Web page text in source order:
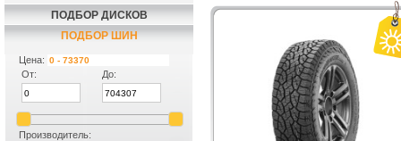
ПОДБОР ДИСКОВ
ПОДБОР ШИН
Цена:
От:
До:
Производитель: